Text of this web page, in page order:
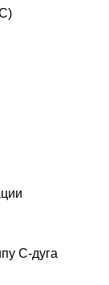
С-дуга